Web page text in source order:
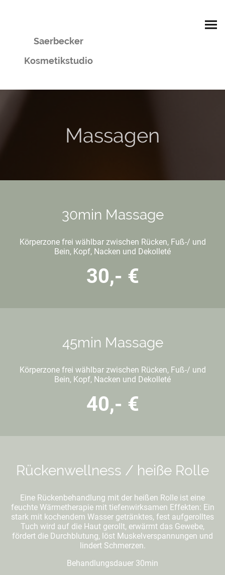
Saerbecker
Kosmetikstudio
Massagen
30min Massage
Körperzone frei wählbar zwischen Rücken, Fuß-/ und
Bein, Kopf, Nacken und Dekolleté
30,- €
45min Massage
Körperzone frei wählbar zwischen Rücken, Fuß-/ und
Bein, Kopf, Nacken und Dekolleté
40,- €
Rückenwellness / heiße Rolle
Eine Rückenbehandlung mit der heißen Rolle ist eine
feuchte Wärmetherapie mit tiefenwirksamen Effekten: Ein
stark mit kochendem Wasser getränktes, fest aufgerolltes
Tuch wird auf die Haut gerollt, erwärmt das Gewebe,
fördert die Durchblutung, löst Muskelverspannungen und
lindert Schmerzen.
Behandlungsdauer 30min